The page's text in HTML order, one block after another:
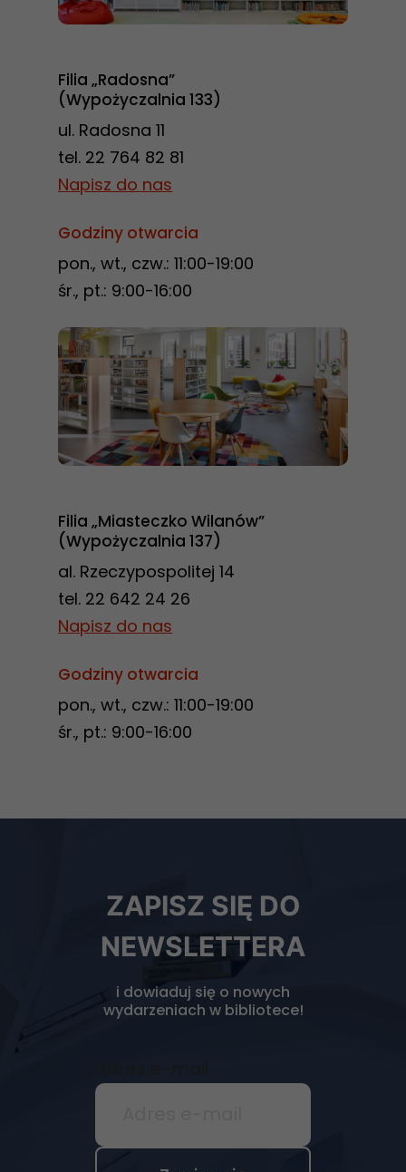
Filia „Radosna”
(Wypożyczalnia 133)
ul. Radosna 11
tel. 22 764 82 81
Napisz do nas
Godziny otwarcia
pon., wt., czw.: 11:00-19:00
śr., pt.: 9:00-16:00
Filia „Miasteczko Wilanów”
(Wypożyczalnia 137)
al. Rzeczypospolitej 14
tel. 22 642 24 26
Napisz do nas
Godziny otwarcia
pon., wt., czw.: 11:00-19:00
śr., pt.: 9:00-16:00
biblioteki
ZAPISZ SIĘ DO
NEWSLETTERA
i dowiaduj się o nowych
wydarzeniach w bibliotece!